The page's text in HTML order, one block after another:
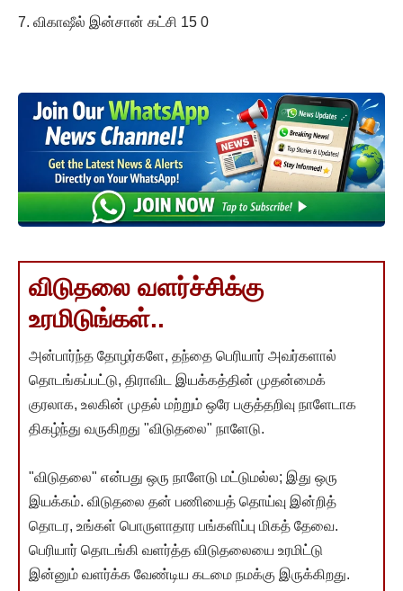
விகாஷீல் இன்சான் கட்சி 15 0
விடுதலை வளர்ச்சிக்கு
உரமிடுங்கள்..
அன்பார்ந்த தோழர்களே, தந்தை பெரியார் அவர்களால்
தொடங்கப்பட்டு, திராவிட இயக்கத்தின் முதன்மைக்
குரலாக, உலகின் முதல் மற்றும் ஒரே பகுத்தறிவு நாளேடாக
திகழ்ந்து வருகிறது "விடுதலை" நாளேடு.
"விடுதலை" என்பது ஒரு நாளேடு மட்டுமல்ல; இது ஒரு
இயக்கம். விடுதலை தன் பணியைத் தொய்வு இன்றித்
தொடர, உங்கள் பொருளாதார பங்களிப்பு மிகத் தேவை.
பெரியார் தொடங்கி வளர்த்த விடுதலையை உரமிட்டு
இன்னும் வளர்க்க வேண்டிய கடமை நமக்கு இருக்கிறது.